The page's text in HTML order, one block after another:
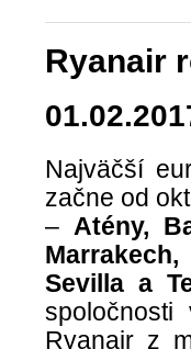
Ryanair
Najväčší
začne od
–Atény,
Sevilla a
Ryanair z